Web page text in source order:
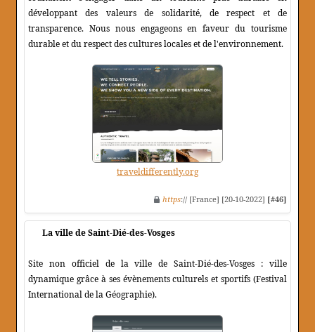
développant des valeurs de solidarité, de respect et de
transparence. Nous nous engageons en faveur du tourisme
durable et du respect des cultures locales et de l'environnement.
traveldifferently.org
https:// [France] [20-10-2022] [#46]
La ville de Saint-Dié-des-Vosges
Site non officiel de la ville de Saint-Dié-des-Vosges : ville
dynamique grâce à ses évènements culturels et sportifs (Festival
International de la Géographie).